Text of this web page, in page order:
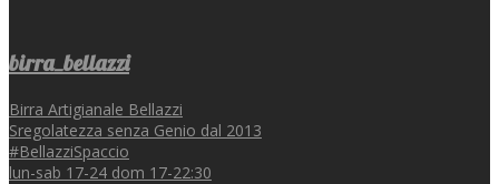
birra_bellazzi
Birra Artigianale Bellazzi
Sregolatezza senza Genio dal 2013
#BellazziSpaccio
lun-sab 17-24 dom 17-22:30